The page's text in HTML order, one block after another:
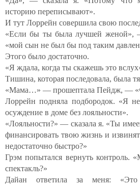
историю переписывают».
И тут Лоррейн совершила свою
«Если бы ты была лучшей женой»,
«мой сын не был бы под таким
Этого было достаточно.
«Я ждала, когда ты скажешь это
Тишина, которая последовала, была
«Мама…» — прошептала Пейдж, —
Лоррейн подняла подбородок. «Я
осуждение в доме без лояльности».
«Лояльности?» — сказала я. «Ты
финансировать твою жизнь и
недостаточно быстро?»
Грэм попытался вернуть контроль.
спектакль?»
Дайан ответила за меня: